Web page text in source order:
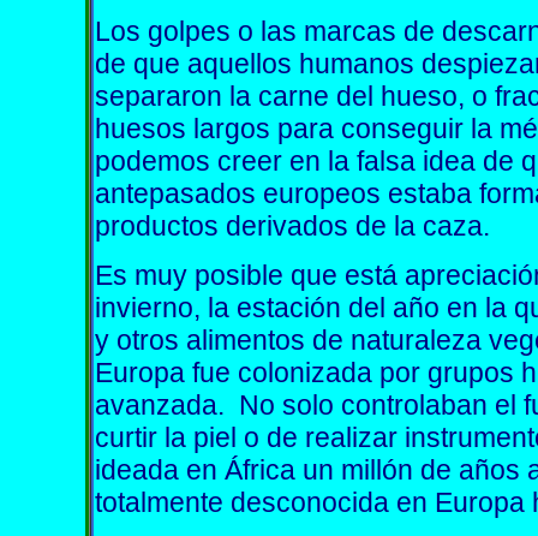
Los golpes o las marcas de
de que aquellos humanos
separaron la carne del hueso, o
huesos largos para conseguir la
podemos creer en la falsa idea de
antepasados europeos estaba
productos derivados de la caza.
Es muy posible que está
invierno, la estación del año en la
y otros alimentos de naturaleza
Europa fue colonizada por grupos
avanzada. No solo controlaban el
curtir la piel o de realizar
ideada en África un millón de años
totalmente desconocida en Europa